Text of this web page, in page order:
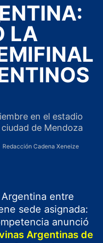
LA
en el estadio
de Mendoza
Redacción Cadena Xeneize
entre
sede asignada:
anunció
Argentinas de